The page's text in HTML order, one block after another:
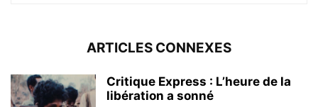
ARTICLES CONNEXES
Critique Express : L’heure de la
libération a sonné